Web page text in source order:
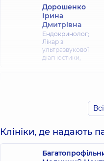
Дорошенко
Ірина
Дмитрівна
Ендокринолог;
Лікар з
ультразвукової
діагностики,
Олександрівна
Дієтолог,35 років
досвіду
Клініки, де надають